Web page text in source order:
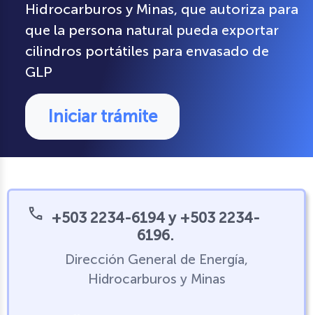
Hidrocarburos y Minas, que autoriza para
que la persona natural pueda exportar
cilindros portátiles para envasado de
GLP
Iniciar trámite
+503 2234-6194 y +503 2234-
6196.
Dirección General de Energía,
Hidrocarburos y Minas